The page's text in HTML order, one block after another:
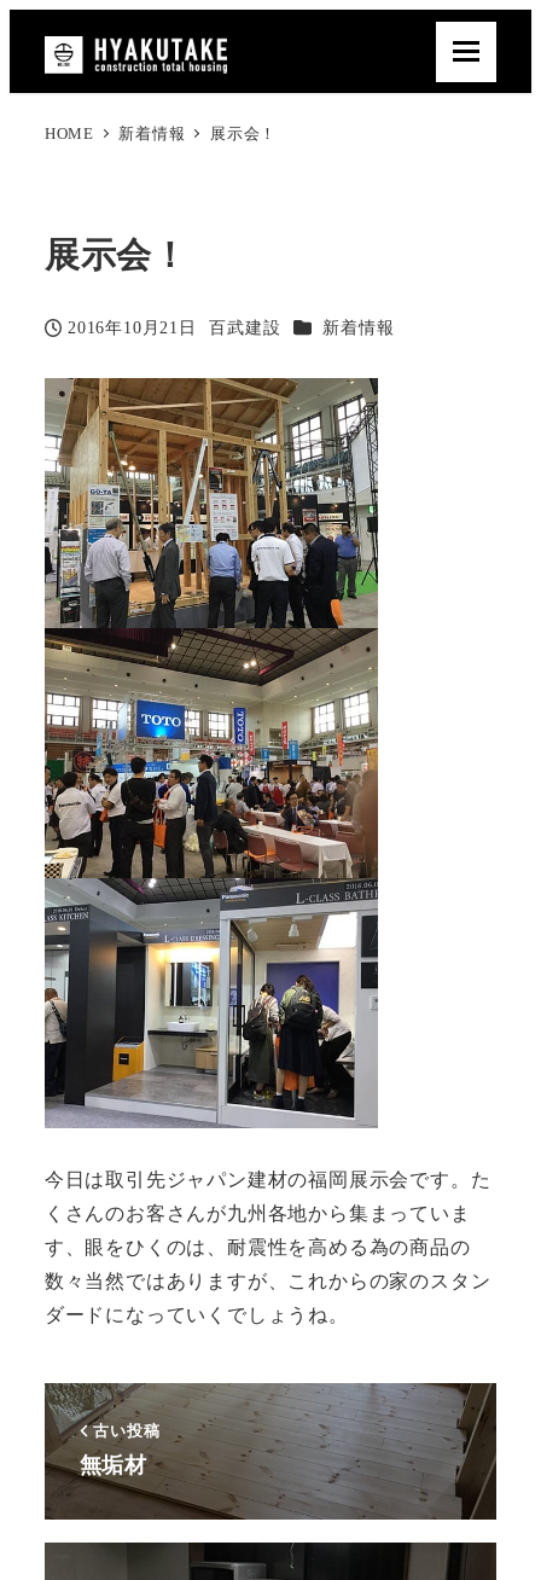
HOME 新着情報 展示会！
展示会！
投稿日
2016年10月21日
著
百武建設 カテゴリー
新着情報
今日は取引先ジャパン建材の福岡展示会です。た
くさんのお客さんが九州各地から集まっていま
す、眼をひくのは、耐震性を高める為の商品の
数々当然ではありますが、これからの家のスタン
ダードになっていくでしょうね。
古い投稿
無垢材